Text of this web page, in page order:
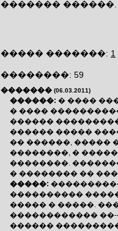
������� ������.
����� �������: 1
��������: 59
������� (06.03.2011)
������: � ����
� ����
������
������ �����
�� ������, �����
��������, �
��������.
� �������� ��
�����:
����������
����� � �����.
������������
������